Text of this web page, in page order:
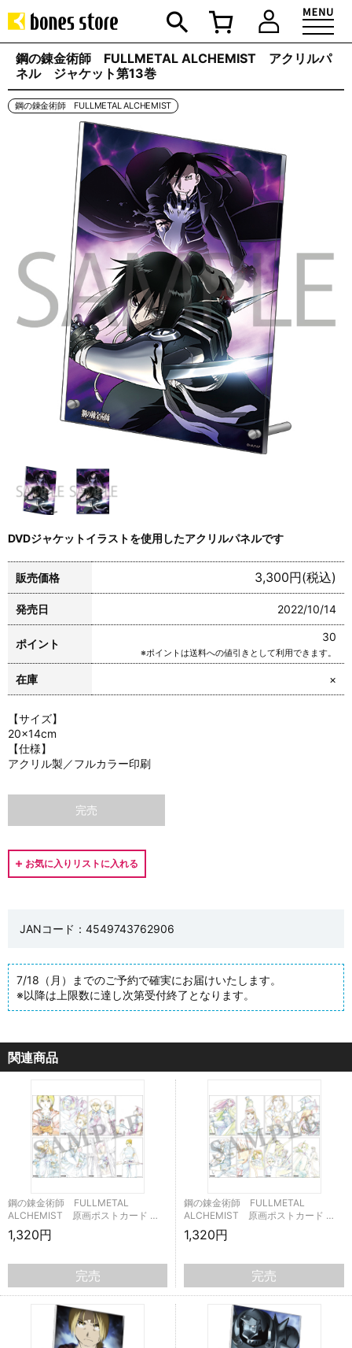
鋼の錬金術師 FULLMETAL ALCHEMIST アクリルパ
ネル ジャケット第13巻
鋼の錬金術師 FULLMETAL ALCHEMIST
DVDジャケットイラストを使用したアクリルパネルです
販売価格 3,300円(税込)
発売日 2022/10/14
ポイント
30
※ポイントは送料への値引きとして利用できます。
在庫 ×
【サイズ】
20×14cm
【仕様】
アクリル製／フルカラー印刷
完売
JANコード：4549743762906
7/18（月）までのご予約で確実にお届けいたします。
※以降は上限数に達し次第受付終了となります。
関連商品
鋼の錬金術師 FULLMETAL
ALCHEMIST 原画ポストカード …
1,320円
完売
鋼の錬金術師 FULLMETAL
ALCHEMIST 原画ポストカード …
1,320円
完売